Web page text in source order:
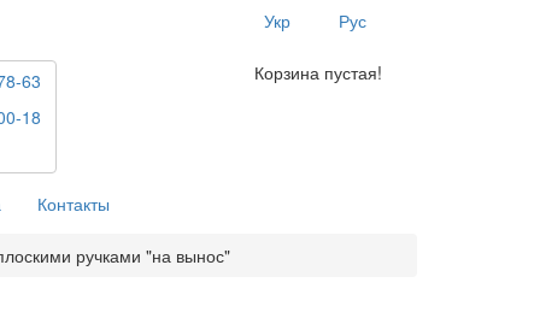
Укр Рус
63
18
Корзина пустая!
Контакты
ручками "на вынос"